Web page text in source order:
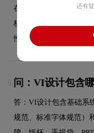
在汽车领域具有较好的
核心手法，既符合行业
性，能够在众多竞品中
6. 问：VI设计包含
答：VI设计包含基础系
规范、标准字体规范）
还有